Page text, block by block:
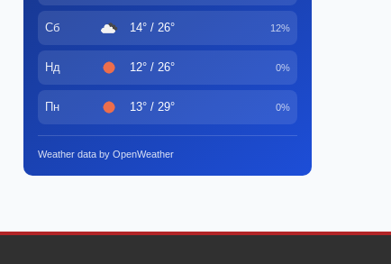
Сб 14° / 26° 12%
Нд 12° / 26° 0%
Пн 13° / 29° 0%
Weather data by OpenWeather